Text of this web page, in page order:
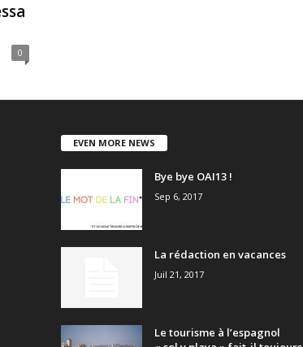
0
EVEN MORE NEWS
Bye bye OAI13 !
Sep 6, 2017
La rédaction en vacances
Juil 21, 2017
Le tourisme à l’espagnol